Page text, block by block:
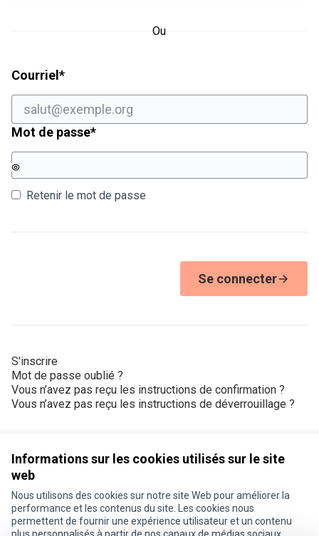
Informations sur les cookies utilisés sur le site
web
Nous utilisons des cookies sur notre site Web pour améliorer la
performance et les contenus du site. Les cookies nous
permettent de fournir une expérience utilisateur et un contenu
Ou
Courriel *Champ obligatoire
Mot de passe*Champ obligatoire
Retenir le mot de passe
Se connecter
S'inscrire
Mot de passe oublié ?
Vous n’avez pas reçu les instructions de confirmation ?
Vous n’avez pas reçu les instructions de déverrouillage ?
Conditions d'utilisation
Paramètres des cookies
Je participe ! sur X
Je participe ! sur Facebook
Je participe ! sur Instagram